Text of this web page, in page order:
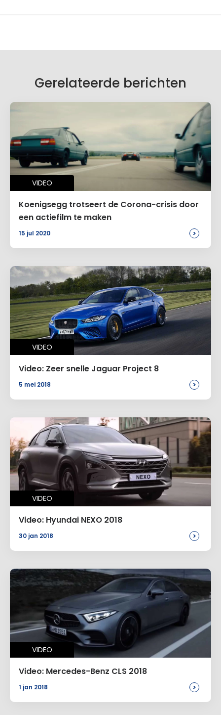
Gerelateerde berichten
VIDEO
Koenigsegg trotseert de Corona-crisis door
een actiefilm te maken
15 jul 2020 >
VIDEO
Video: Zeer snelle Jaguar Project 8
5 mei 2018 >
VIDEO
Video: Hyundai NEXO 2018
30 jan 2018 >
VIDEO
Video: Mercedes-Benz CLS 2018
1 jan 2018 >